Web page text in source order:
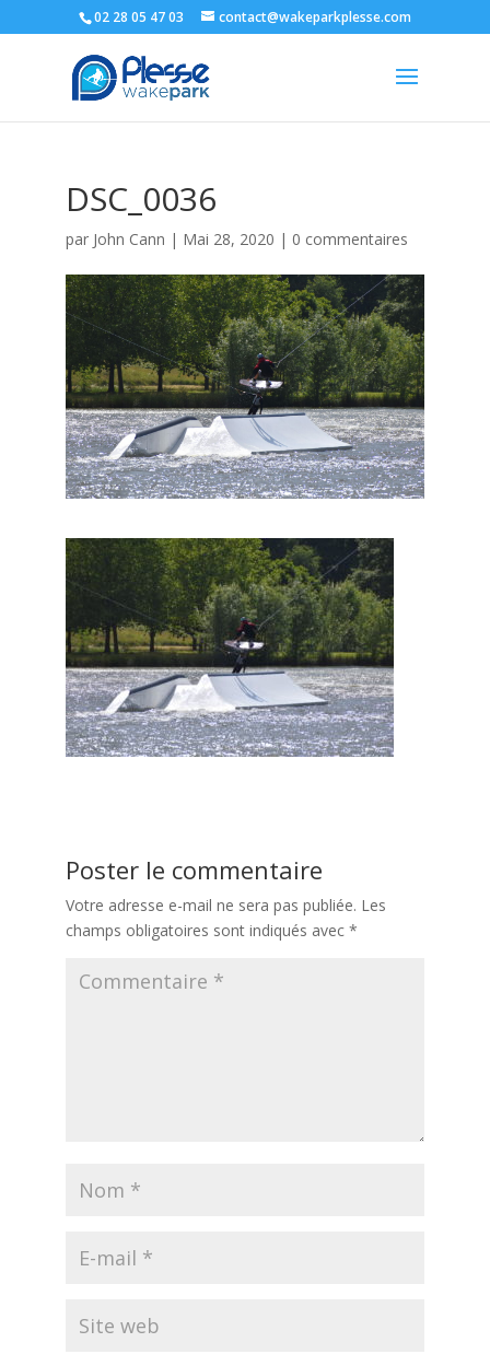
02 28 05 47 03 contact@wakeparkplesse.com
DSC_0036
par John Cann | Mai 28, 2020 | 0 commentaires
Poster le commentaire
Votre adresse e-mail ne sera pas publiée. Les
champs obligatoires sont indiqués avec *